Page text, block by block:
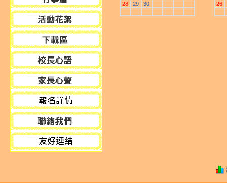
28
29 30
26